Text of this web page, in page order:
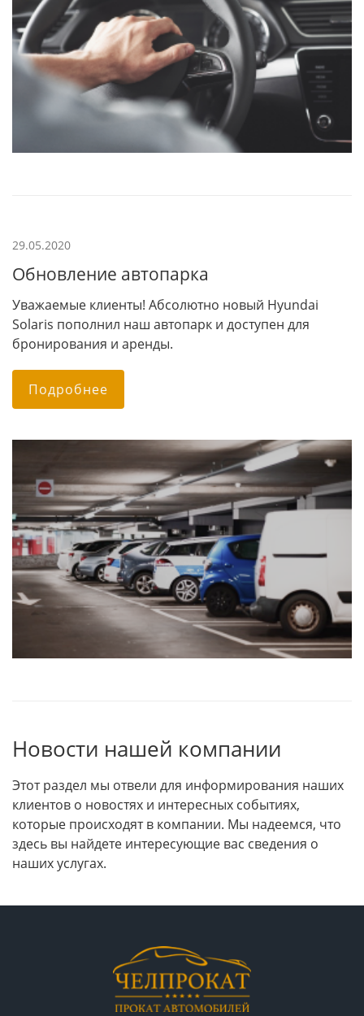
29.05.2020
Обновление автопарка
Уважаемые клиенты! Абсолютно новый Нyundai
Solaris пополнил наш автопарк и доступен для
бронирования и аренды.
Подробнее
Новости нашей компании
Этот раздел мы отвели для информирования наших
клиентов о новостях и интересных событиях,
которые происходят в компании. Мы надеемся, что
здесь вы найдете интересующие вас сведения о
наших услугах.